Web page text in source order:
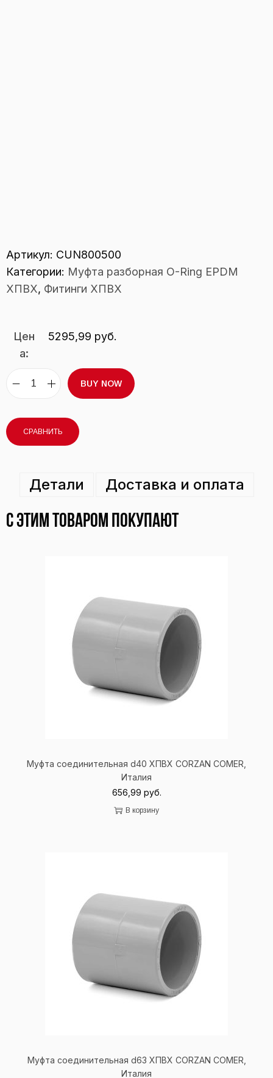
Артикул: CUN800500
Категории: Муфта разборная O-Ring EPDM
ХПВХ, Фитинги ХПВХ
Цен
а:
5295,99 руб.
BUY NOW
СРАВНИТЬ
Детали Доставка и оплата
С этим товаром покупают
Муфта соединительная d40 ХПВХ CORZAN COMER
Италия
656,99 руб.
В корзину
Муфта соединительная d63 ХПВХ CORZAN COMER
Италия